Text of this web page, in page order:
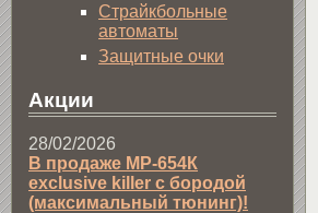
Страйкбольные
автоматы
Защитные очки
Акции
28/02/2026
В продаже МР-654К
exclusive killer с бородой
(максимальный тюнинг)!